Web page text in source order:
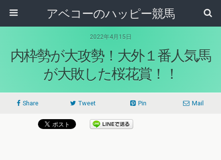
アベコーのハッピー競馬
2022年4月15日
内枠勢が大攻勢！大外１番人気馬
が大敗した桜花賞！！
Share Tweet Pin Mail